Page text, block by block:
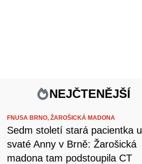
NEJČTENĚJŠÍ
FNUSA BRNO,ŽAROŠICKÁ MADONA
Sedm století stará pacientka u
svaté Anny v Brně: Žarošická
madona tam podstoupila CT